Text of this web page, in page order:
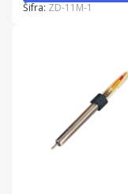
Šifra: ZD-11M-1